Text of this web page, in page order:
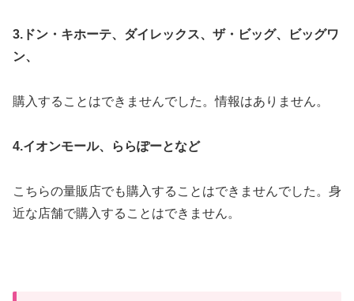
3.ドン・キホーテ、ダイレックス、ザ・ビッグ、ビッグワ
ン、
購入することはできませんでした。情報はありません。
4.イオンモール、ららぽーとなど
こちらの量販店でも購入することはできませんでした。身
近な店舗で購入することはできません。